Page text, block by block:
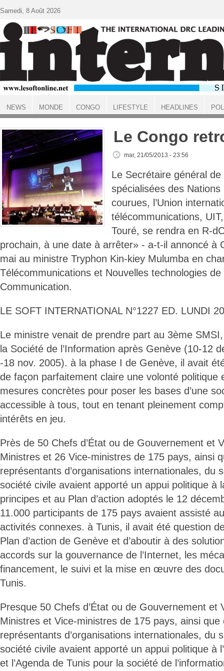
ACCUEIL
Le Congo
mar, 21/05/2013 - 23:56
Le Secrétaire général de
spécialisées des Nations
courues, l’Union
télécommunications,
Touré, se rendra en R-
prochain, à une date à arrêter» - a-t-il annoncé à
mai au ministre Tryphon Kin-kiey Mulumba en
Télécommunications et Nouvelles technologies de
Communication.
LE SOFT INTERNATIONAL N°1227 ED. LUNDI
Le ministre venait de prendre part au 3ème
la Société de l’Information après Genève (10-12
-18 nov. 2005). à la phase I de Genève, il avait
de façon parfaitement claire une volonté politique
mesures concrètes pour poser les bases d’une
accessible à tous, tout en tenant pleinement
intérêts en jeu.
Près de 50 Chefs d’État ou de Gouvernement et
Ministres et 26 Vice-ministres de 175 pays, ainsi
représentants d’organisations internationales, du
société civile avaient apporté un appui politique à
principes et au Plan d’action adoptés le 12
11.000 participants de 175 pays avaient assisté
activités connexes. à Tunis, il avait été question
Plan d’action de Genève et d’aboutir à des
accords sur la gouvernance de l’Internet, les
financement, le suivi et la mise en œuvre des
Tunis.
Presque 50 Chefs d’État ou de Gouvernement et
Ministres et Vice-ministres de 175 pays, ainsi que
représentants d’organisations internationales, du
société civile avaient apporté un appui politique à
et l’Agenda de Tunis pour la société de
Samedi, 8 Août 2026
NEWS MONDE CONGO LIFESTYLE HEADLINES